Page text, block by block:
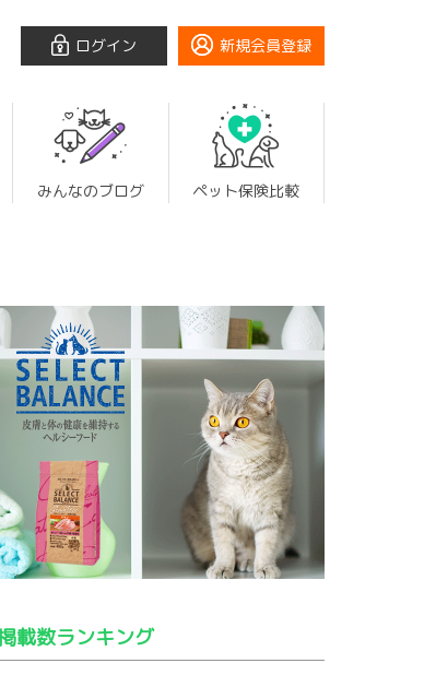
ログイン 新規会員登録
みんなのブログ ペット保険比較
載数ランキング